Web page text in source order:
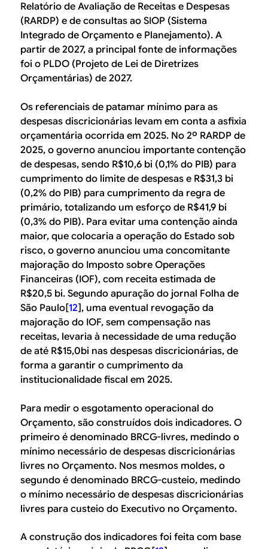
Relatório de Avaliação de Receitas e Despesas
(RARDP) e de consultas ao SIOP (Sistema
Integrado de Orçamento e Planejamento). A
partir de 2027, a principal fonte de informações
foi o PLDO (Projeto de Lei de Diretrizes
Orçamentárias) de 2027.
Os referenciais de patamar mínimo para as
despesas discricionárias levam em conta a asfixia
orçamentária ocorrida em 2025. No 2º RARDP de
2025, o governo anunciou importante contenção
de despesas, sendo R$10,6 bi (0,1% do PIB) para
cumprimento do limite de despesas e R$31,3 bi
(0,2% do PIB) para cumprimento da regra de
primário, totalizando um esforço de R$41,9 bi
(0,3% do PIB). Para evitar uma contenção ainda
maior, que colocaria a operação do Estado sob
risco, o governo anunciou uma concomitante
majoração do Imposto sobre Operações
Financeiras (IOF), com receita estimada de
R$20,5 bi. Segundo apuração do jornal Folha de
São Paulo[12], uma eventual revogação da
majoração do IOF, sem compensação nas
receitas, levaria à necessidade de uma redução
de até R$15,0bi nas despesas discricionárias, de
forma a garantir o cumprimento da
institucionalidade fiscal em 2025.
Para medir o esgotamento operacional do
Orçamento, são construídos dois indicadores. O
primeiro é denominado BRCG-livres, medindo o
mínimo necessário de despesas discricionárias
livres no Orçamento. Nos mesmos moldes, o
segundo é denominado BRCG-custeio, medindo
o mínimo necessário de despesas discricionárias
livres para custeio do Executivo no Orçamento.
A construção dos indicadores foi feita com base